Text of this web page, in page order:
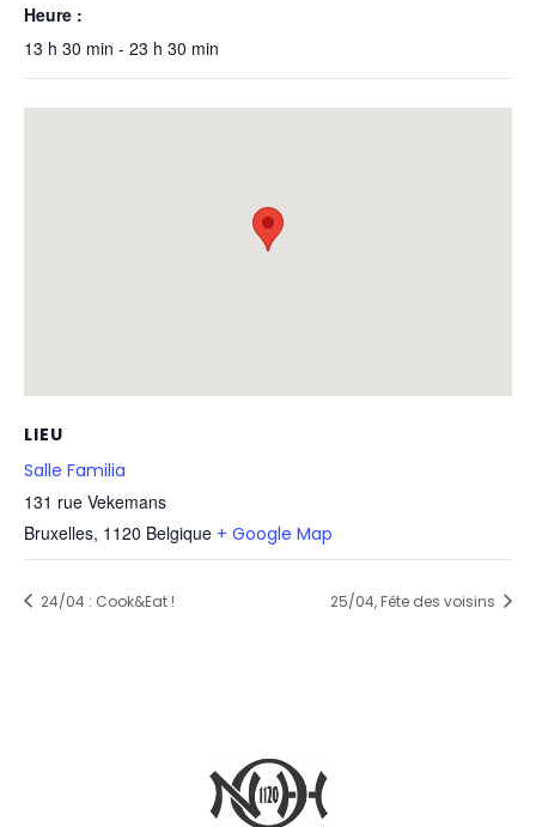
Heure :
13 h 30 min - 23 h 30 min
LIEU
Salle Familia
131 rue Vekemans
Bruxelles, 1120 Belgique + Google Map
24/04 : Cook&Eat ! 25/04, Fête des voisins